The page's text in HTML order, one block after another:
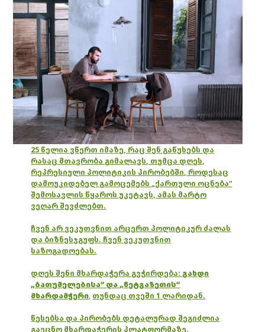
25 წელია ვწერთ იმაზე, რაც შენ გაწუხებს და
რასაც მთავრობა გიმალავს, თუმცა დღეს,
რეპრესიული პოლიტიკის პირობებში, როდესაც
დამოუკიდებელ გამოცემებს „ქართული ოცნება“
შემოსავლის წყაროს უკეტავს, ამას მარტო
ვეღარ შევძლებთ.
ჩვენ არ ვეკუთვნით არცერთ პოლიტიკურ ძალას
და ბიზნესჯგუფს. ჩვენ ვეკუთვნით
საზოგადოებას.
დღეს შენი მხარდაჭერა გვჭირდება: გახდი
„ბათუმელებისა“ და „ნეტგაზეთის“
მხარდამჭერი, თუნდაც თვეში 1 ლარიდან.
წესებსა და პირობებს დეტალურად შეგიძლია
გაეცნო მხარდაჭერის პლატფორმაზე.